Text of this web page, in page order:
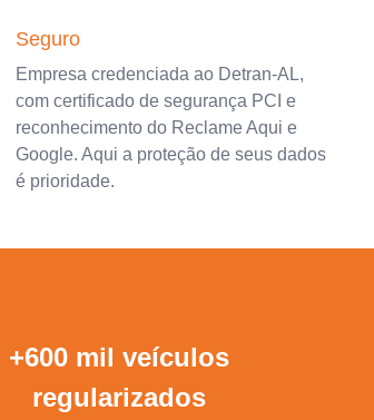
Seguro
Empresa credenciada ao Detran-AL,
com certificado de segurança PCI e
reconhecimento do Reclame Aqui e
Google. Aqui a proteção de seus dados
é prioridade.
+600 mil veículos
regularizados